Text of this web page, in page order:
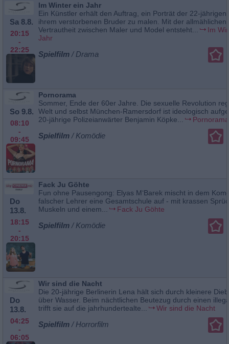
Sa 8.8.
20:15
-
22:25
Im Winter ein Jahr
Ein Künstler erhält den Auftrag, ein Porträt der 22-jährigen
ihrem verstorbenen Bruder zu malen. Mit der allmählichen
Vertrautheit zwischen Maler und Model entsteht...
Im
Jahr
Spielfilm / Drama
So 9.8.
08:10
-
09:45
Pornorama
Sommer, Ende der 60er Jahre. Die sexuelle Revolution
Welt und selbst München-Ramersdorf ist ideologisch
20-jährige Polizeianwärter Benjamin Köpke...
Pornorama
Spielfilm / Komödie
Do
13.8.
18:15
-
20:15
Fack Ju Göhte
Fun ohne Pausengong: Elyas M‘Barek mischt in dem
falscher Lehrer eine Gesamtschule auf - mit krassen
Muskeln und einem...
Fack Ju Göhte
Spielfilm / Komödie
Do
13.8.
04:25
-
06:05
Wir sind die Nacht
Die 20-jährige Berlinerin Lena hält sich durch kleinere
über Wasser. Beim nächtlichen Beutezug durch einen
trifft sie auf die jahrhundertealte...
Wir sind die Nacht
Spielfilm / Horrorfilm